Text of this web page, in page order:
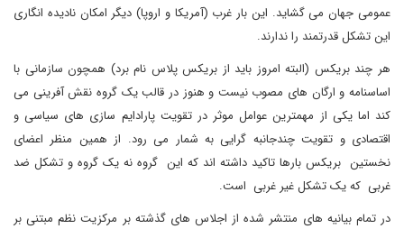
عمومی جهان می گشاید. این بار غرب (آمریکا و اروپا) دیگر امکان نادیده انگاری
این تشکل قدرتمند را ندارند.
هر چند بریکس (البته امروز باید از بریکس پلاس نام برد) همچون سازمانی با
اساسنامه و ارگان های مصوب نیست و هنوز در قالب یک گروه نقش آفرینی می
کند اما یکی از مهمترین عوامل موثر در تقویت پارادایم سازی های سیاسی و
اقتصادی و تقویت چندجانبه گرایی به شمار می رود. از همین منظر اعضای
نخستین بریکس بارها تاکید داشته اند که این گروه نه یک گروه و تشکل ضد
غربی که یک تشکل غیر غربی است.
در تمام بیانیه های منتشر شده از اجلاس های گذشته بر مرکزیت نظم مبتنی بر